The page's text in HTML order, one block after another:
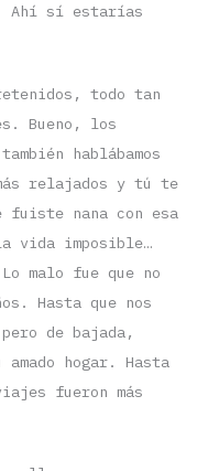
Ahí sí estarías
todo tan
Bueno, los
hablábamos
relajados y tú te
fuiste nana con esa
vida imposible…
malo fue que no
Hasta que nos
de bajada,
hogar. Hasta
fueron más